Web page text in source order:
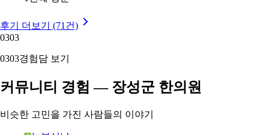
후기 더보기 (71건)
0303
0303경험담 보기
커뮤니티 경험 — 장성군 한의원
비슷한 고민을 가진 사람들의 이야기